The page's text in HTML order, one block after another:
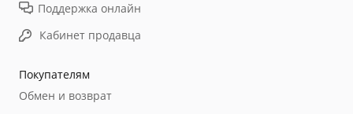
Покупателям
Обмен и возврат
Поддержка онлайн
Кабинет продавца